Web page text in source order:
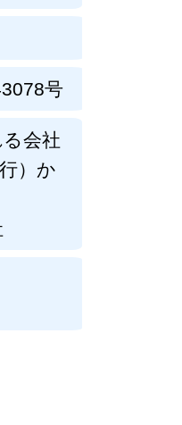
号
会社
）か